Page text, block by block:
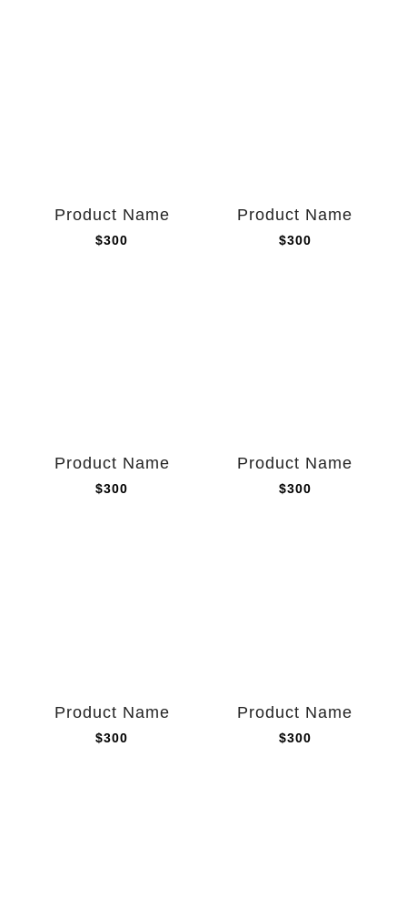
Product Name
$300
Product Name
$300
Product Name
$300
Product Name
$300
Product Name
$300
Product Name
$300